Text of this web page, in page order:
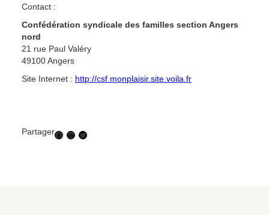
Contact :
Confédération syndicale des familles section Angers
nord
21 rue Paul Valéry
49100 Angers
Site Internet : http://csf.monplaisir.site.voila.fr
PartagerFacebook
LinkedIn
Twitter